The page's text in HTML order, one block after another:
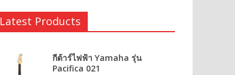
Latest Products
กีต้าร์ไฟฟ้า Yamaha รุ่น
Pacifica 021